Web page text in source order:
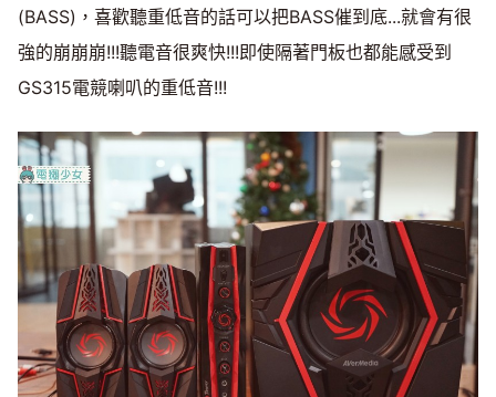
(BASS)，喜歡聽重低音的話可以把BASS催到底...就會有很
強的崩崩崩!!!聽電音很爽快!!!即使隔著門板也都能感受到
GS315電競喇叭的重低音!!!